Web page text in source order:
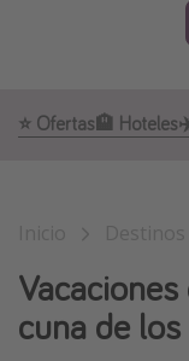
Viajes en tren
Viajes para singles
Escapadas
⭐️ Ofertas🏨 Hoteles
cuna de